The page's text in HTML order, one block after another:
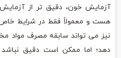
آزمایش خون، دقیق تر از آزمایش
هست و معمولاً فقط در شرایط
نیز می تواند سابقه مصرف مواد
دهد؛ اما ممکن است دقیق نباشد